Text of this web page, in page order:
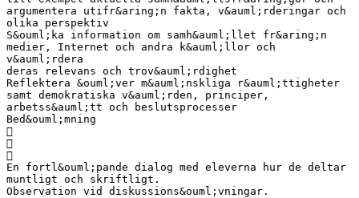
argumentera utifr&aring;n fakta, v&auml;rderingar och
olika perspektiv
S&ouml;ka information om samh&auml;llet fr&aring;n
medier, Internet och andra k&auml;llor och
v&auml;rdera
deras relevans och trov&auml;rdighet
Reflektera &ouml;ver m&auml;nskliga r&auml;ttigheter
samt demokratiska v&auml;rden, principer,
arbetss&auml;tt och beslutsprocesser
Bed&ouml;mning



En fortl&ouml;pande dialog med eleverna hur de deltar
muntligt och skriftligt.
Observation vid diskussions&ouml;vningar.